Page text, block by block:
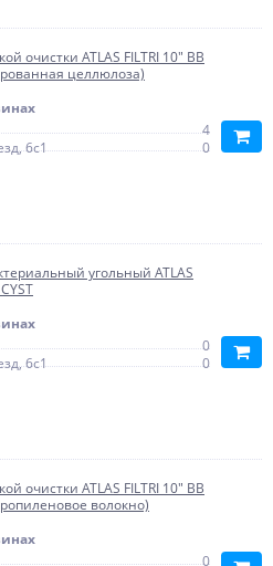
очистки ATLAS FILTRI 10" BB
целлюлоза)
4
6с1
0
угольный ATLAS
0
6с1
0
очистки ATLAS FILTRI 10" BB
волокно)
0